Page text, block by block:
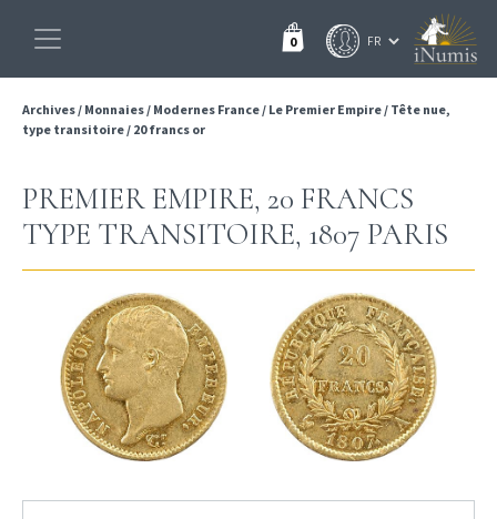
0
Archives/ Monnaies/ Modernes France/ Le Premier Empire/ Tête nue,
type transitoire/ 20 francs or
PREMIER EMPIRE, 20 FRANCS
TYPE TRANSITOIRE, 1807 PARIS